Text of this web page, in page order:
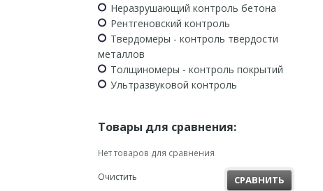
Неразрушающий контроль бетона
Рентгеновский контроль
Твердомеры - контроль твердости
металлов
Толщиномеры - контроль покрытий
Ультразвуковой контроль
Товары для сравнения:
Нет товаров для сравнения
Очистить
СРАВНИТЬ